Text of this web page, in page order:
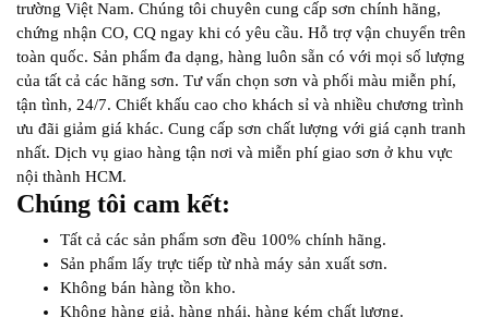
trường Việt Nam. Chúng tôi chuyên cung cấp sơn chính hãng,
chứng nhận CO, CQ ngay khi có yêu cầu. Hỗ trợ vận chuyển trên
toàn quốc. Sản phẩm đa dạng, hàng luôn sẵn có với mọi số lượng
của tất cả các hãng sơn. Tư vấn chọn sơn và phối màu miễn phí,
tận tình, 24/7. Chiết khấu cao cho khách sỉ và nhiều chương trình
ưu đãi giảm giá khác. Cung cấp sơn chất lượng với giá cạnh tranh
nhất. Dịch vụ giao hàng tận nơi và miễn phí giao sơn ở khu vực
nội thành HCM.
Chúng tôi cam kết:
Tất cả các sản phẩm sơn đều 100% chính hãng.
Sản phẩm lấy trực tiếp từ nhà máy sản xuất sơn.
Không bán hàng tồn kho.
Không hàng giả, hàng nhái, hàng kém chất lượng.